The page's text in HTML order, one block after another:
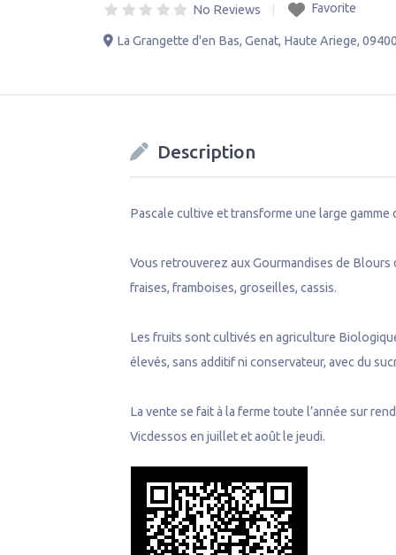
No Reviews Favorite
La Grangette d'en Bas, Genat, Haute Ariege,
Description
Pascale cultive et transforme une large
Vous retrouverez aux Gourmandises de
fraises, framboises, groseilles, cassis.
Les fruits sont cultivés en agriculture
élevés, sans additif ni conservateur, avec du
La vente se fait à la ferme toute l’année sur
Vicdessos en juillet et août le jeudi.